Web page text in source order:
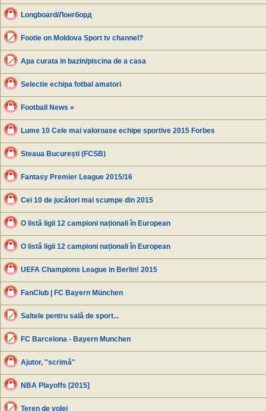
Longboard/Лонгборд
Footie on Moldova Sport tv channel?
Apa curata in bazin/piscina de a casa
Selectie echipa fotbal amatori
Football News »
Lume 10 Cele mai valoroase echipe sportive 2015 Forbes
Steaua București (FCSB)
Fantasy Premier League 2015/16
Cei 10 de jucători mai scumpe din 2015
O listă ligii 12 campioni naționali în European
O listă ligii 12 campioni naționali în European
UEFA Champions League in Berlin! 2015
FanClub | FC Bayern München
Saltele pentru sală de sport...
FC Barcelona - Bayern Munchen
Ajutor, ''scrimă''
NBA Playoffs [2015]
Teren de volei